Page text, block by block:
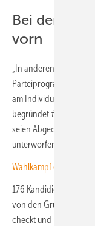
Bei den
vorn
„In anderen
Parteiprogramme von
am Individuum an –
begründet #wählbar25
seien Abgeordnete laut
unterworfen.
Wahlkampf ohne
176 Kandidierende
von den Grünen und
checkt und Lücken